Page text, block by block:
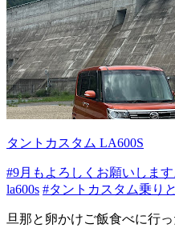
タントカスタム LA600S
#9月もよろしくお願いします
la600s #タントカスタム乗り
旦那と卵かけご飯食べに行